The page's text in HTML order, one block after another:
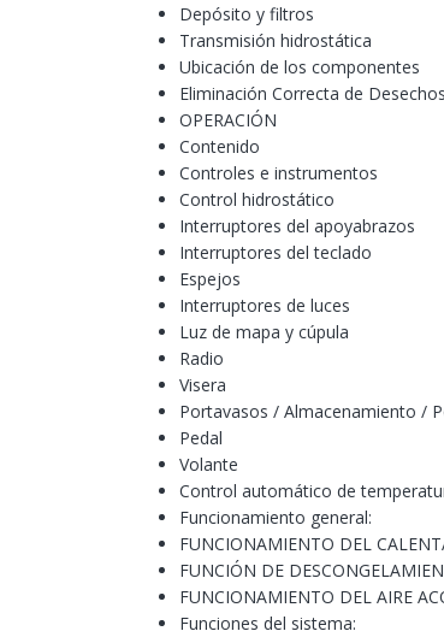
Depósito y filtros
Transmisión hidrostática
Ubicación de los componentes
Eliminación Correcta de Desechos
OPERACIÓN
Contenido
Controles e instrumentos
Control hidrostático
Interruptores del apoyabrazos
Interruptores del teclado
Espejos
Interruptores de luces
Luz de mapa y cúpula
Radio
Visera
Portavasos / Almacenamiento /
Pedal
Volante
Control automático de
Funcionamiento general:
FUNCIONAMIENTO DEL
FUNCIÓN DE
FUNCIONAMIENTO DEL AIRE
Funciones del sistema: